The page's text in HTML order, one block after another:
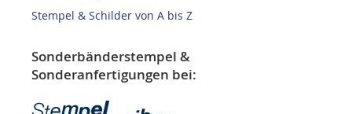
Stempel & Schilder von A bis Z
Sonderbänderstempel &
Sonderanfertigungen bei: